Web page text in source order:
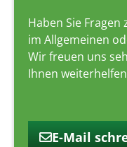
Haben Sie
im Allgemeinen
Wir freuen uns
Ihnen
E-Mail